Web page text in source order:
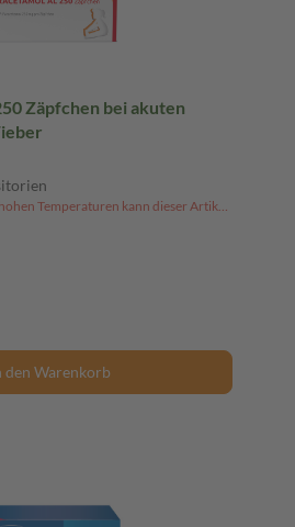
Zäpfchen bei akuten
den Warenkorb